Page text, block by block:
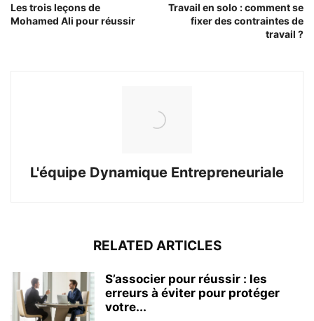
Les trois leçons de
Mohamed Ali pour réussir
Travail en solo : comment se
fixer des contraintes de
travail ?
L'équipe Dynamique Entrepreneuriale
RELATED ARTICLES
S’associer pour réussir : les
erreurs à éviter pour protéger
votre...